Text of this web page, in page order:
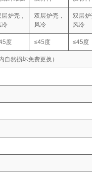
层炉壳，
冷
双层炉壳，
风冷
双层炉
风冷
度 ≤45度 ≤45度
自然损坏免费更换）